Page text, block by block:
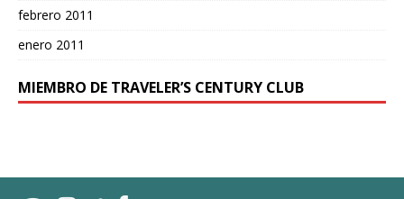
febrero 2011
enero 2011
MIEMBRO DE TRAVELER’S CENTURY CLUB